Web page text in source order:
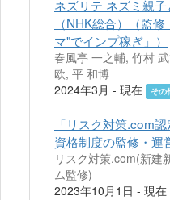
ネズリテ ネズミ親
（NHK総合）（監
マ"でインプ稼ぎ」）
春風亭 一之輔, 竹村
欧, 平 和博
2024年3月 - 現在
その
「リスク対策.com
資格制度の監修・運
リスク対策.com(新建
ム監修)
2023年10月1日 - 現在